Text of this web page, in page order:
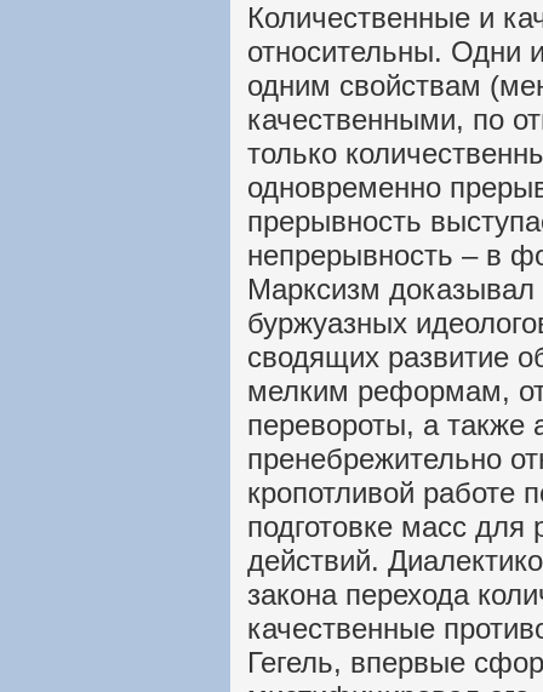
Количественные и
относительны. Одни
одним свойствам
качественными, по
только
одновременно
прерывность
непрерывность – в
Марксизм доказывал
буржуазных
сводящих развитие
мелким реформам,
перевороты, а также
пренебрежительно
кропотливой работе
подготовке масс
действий.
закона перехода
качественные
Гегель, впервые